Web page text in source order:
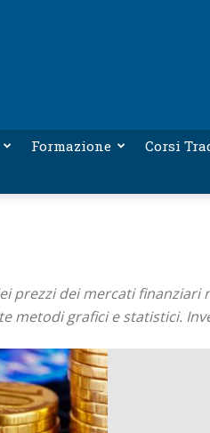
Formazione Corsi
prezzi dei mercati
metodi grafici e statistici.